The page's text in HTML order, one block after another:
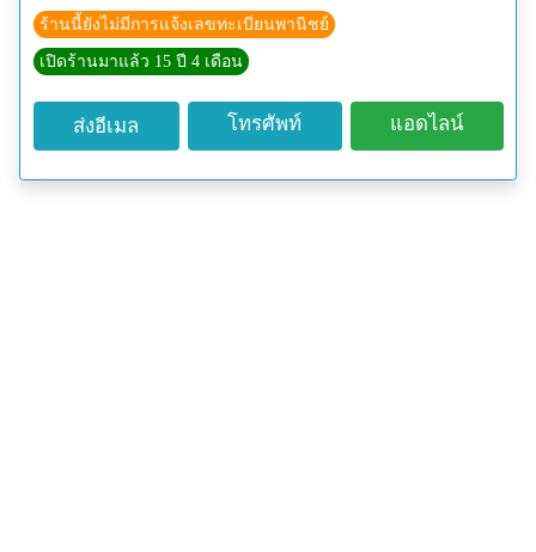
E100o24' 27.8"
ร้านนี้ยังไม่มีการแจ้งเลขทะเบียนพานิชย์
เปิดร้านมาแล้ว 15 ปี 4 เดือน
ส่งอีเมล โทรศัพท์ แอดไลน์